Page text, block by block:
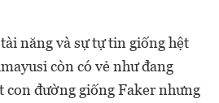
năng và sự tự tin giống hệt
còn có vẻ như đang
con đường giống Faker nhưng